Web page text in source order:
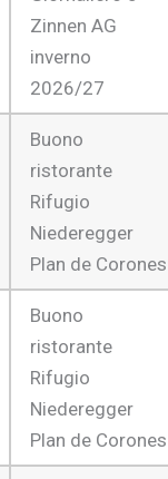
Zinnen AG
inverno
2026/27
Buono
ristorante
Rifugio
Niederegger
Plan de Corones
Buono
ristorante
Rifugio
Niederegger
Plan de Corones